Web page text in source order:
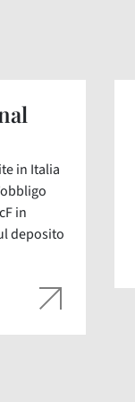
in Italia
in
deposito